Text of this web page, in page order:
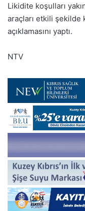
Likidite koşulları
araçları etkili şekilde
açıklamasını yaptı.
NTV